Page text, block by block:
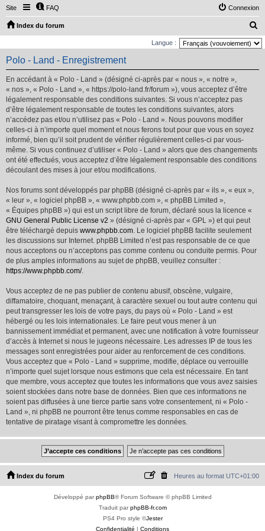
Site FAQ Connexion
Index du forum
e
Langue :
Polo - Land - Enregistrement
En accédant à « Polo - Land » (désigné ci-après par « nous », « notre »,
« nos », « Polo - Land », « https://polo-land.fr/forum »), vous acceptez d’être
légalement responsable des conditions suivantes. Si vous n’acceptez pas
d’être légalement responsable de toutes les conditions suivantes, alors
n’accédez pas et/ou n’utilisez pas « Polo - Land ». Nous pouvons modifier
celles-ci à n’importe quel moment et nous ferons tout pour que vous en soyez
informé, bien qu’il soit prudent de vérifier régulièrement celles-ci par vous-
même. Si vous continuez d’utiliser « Polo - Land » alors que des changements
ont été effectués, vous acceptez d’être légalement responsable des conditions
découlant des mises à jour et/ou modifications.
Nos forums sont développés par phpBB (désigné ci-après par « ils », « eux »,
« leur », « logiciel phpBB », « www.phpbb.com », « phpBB Limited »,
« Équipes phpBB ») qui est un script libre de forum, déclaré sous la licence «
GNU General Public License v2 » (désigné ci-après par « GPL ») et qui peut
être téléchargé depuis www.phpbb.com. Le logiciel phpBB facilite seulement
les discussions sur Internet. phpBB Limited n’est pas responsable de ce que
nous acceptons ou n’acceptons pas comme contenu ou conduite permis. Pour
de plus amples informations au sujet de phpBB, veuillez consulter :
https://www.phpbb.com/.
Vous acceptez de ne pas publier de contenu abusif, obscène, vulgaire,
diffamatoire, choquant, menaçant, à caractère sexuel ou tout autre contenu qui
peut transgresser les lois de votre pays, du pays où « Polo - Land » est
hébergé ou les lois internationales. Le faire peut vous mener à un
bannissement immédiat et permanent, avec une notification à votre fournisseur
d’accès à Internet si nous le jugeons nécessaire. Les adresses IP de tous les
messages sont enregistrées pour aider au renforcement de ces conditions.
Vous acceptez que « Polo - Land » supprime, modifie, déplace ou verrouille
n’importe quel sujet lorsque nous estimons que cela est nécessaire. En tant
que membre, vous acceptez que toutes les informations que vous avez saisies
soient stockées dans notre base de données. Bien que ces informations ne
soient pas diffusées à une tierce partie sans votre consentement, ni « Polo -
Land », ni phpBB ne pourront être tenus comme responsables en cas de
tentative de piratage visant à compromettre les données.
Index du forum Heures au format UTC+01:00
Développé parphpBB® Forum Software © phpBB Limited
Traduit parphpBB-fr.com
PS4 Pro style ©Jester
Confidentialité | Conditions